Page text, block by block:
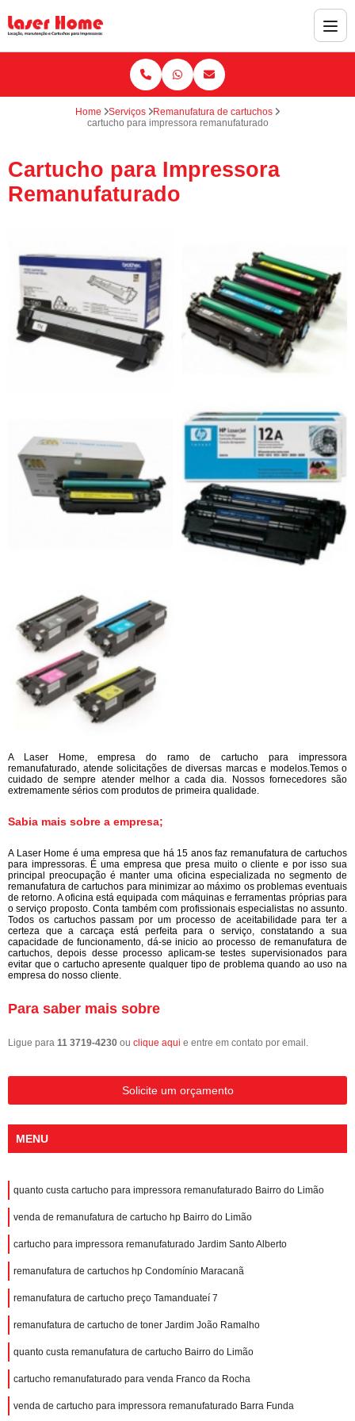
Home Serviços
Remanufatura de cartuchos
cartucho para impressora remanufaturado
Cartucho para Impressora
Remanufaturado
A Laser Home, empresa do ramo de cartucho para impressora
remanufaturado, atende solicitações de diversas marcas e modelos.Temos o
cuidado de sempre atender melhor a cada dia. Nossos fornecedores são
extremamente sérios com produtos de primeira qualidade.
Sabia mais sobre a empresa;
A Laser Home é uma empresa que há 15 anos faz remanufatura de cartuchos
para impressoras. É uma empresa que presa muito o cliente e por isso sua
principal preocupação é manter uma oficina especializada no segmento de
remanufatura de cartuchos para minimizar ao máximo os problemas eventuais
de retorno. A oficina está equipada com máquinas e ferramentas próprias para
o serviço proposto. Conta também com profissionais especialistas no assunto.
Todos os cartuchos passam por um processo de aceitabilidade para ter a
certeza que a carcaça está perfeita para o serviço, constatando a sua
capacidade de funcionamento, dá-se inicio ao processo de remanufatura de
cartuchos, depois desse processo aplicam-se testes supervisionados para
evitar que o cartucho apresente qualquer tipo de problema quando ao uso na
empresa do nosso cliente.
Para saber mais sobre
Ligue para 11 3719-4230 ou clique aqui e entre em contato por email.
Solicite um orçamento
MENU
quanto custa cartucho para impressora remanufaturado Bairro do Limão
venda de remanufatura de cartucho hp Bairro do Limão
cartucho para impressora remanufaturado Jardim Santo Alberto
remanufatura de cartuchos hp Condomínio Maracanã
remanufatura de cartucho preço Tamanduateí 7
remanufatura de cartucho de toner Jardim João Ramalho
quanto custa remanufatura de cartucho Bairro do Limão
cartucho remanufaturado para venda Franco da Rocha
venda de cartucho para impressora remanufaturado Barra Funda